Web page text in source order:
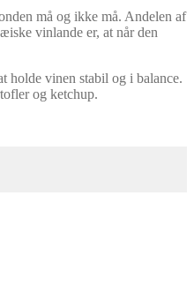
må og ikke må. Andelen af
vinlande er, at når den
holde vinen stabil og i balance.
og ketchup.